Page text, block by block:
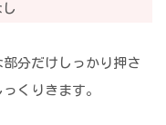
分だけしっかり押さ
くりきます。